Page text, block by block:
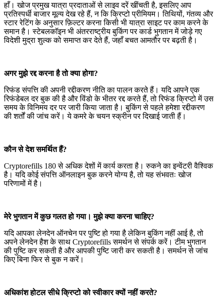
हाँ। खोज प्रमुख यात्रा प्रदाताओं से लाइव दरें खींचती है, इसलिए आप
प्रतिस्पर्धी बाजार मूल्य देख रहे हैं, न कि क्रिप्टो प्रीमियम। तिथियों, गंतव्य और
स्टार रेटिंग के अनुसार फ़िल्टर करना किसी भी यात्रा साइट पर काम करने के
समान है। स्टेबलकॉइन भी अंतरराष्ट्रीय बुकिंग पर कार्ड भुगतान में जोड़े गए
विदेशी मुद्रा शुल्क को समाप्त कर देते हैं, जहाँ बचत आमतौर पर बढ़ती है।
अगर मुझे रद्द करना है तो क्या होगा?
रिफंड संपत्ति की अपनी रद्दीकरण नीति का पालन करते हैं। यदि आपने एक
रिफंडेबल दर बुक की है और विंडो के भीतर रद्द करते हैं, तो रिफंड क्रिप्टो में उस
समय के विनिमय दर पर जारी किया जाता है। बुकिंग से पहले हमेशा रद्दीकरण
की शर्तों की जांच करें। ये कमरे के चयन स्क्रीन पर दिखाई जाती हैं।
कौन से देश समर्थित हैं?
Cryptorefills 180 से अधिक देशों में कार्य करता है। रुकने का इन्वेंटरी वैश्विक
है। यदि कोई संपत्ति ऑनलाइन बुक करने योग्य है, तो यह संभवतः खोज
परिणामों में है।
मेरे भुगतान में कुछ गलत हो गया। मुझे क्या करना चाहिए?
यदि आपका लेनदेन ऑनचेन पर पुष्टि हो गया है लेकिन बुकिंग नहीं आई है, तो
अपने लेनदेन हैश के साथ Cryptorefills समर्थन से संपर्क करें। टीम भुगतान
की पुष्टि कर सकती है और आपकी पुष्टि जारी कर सकती है। समर्थन से जांच
किए बिना फिर से बुक न करें।
अधिकांश होटल सीधे क्रिप्टो को स्वीकार क्यों नहीं करते?